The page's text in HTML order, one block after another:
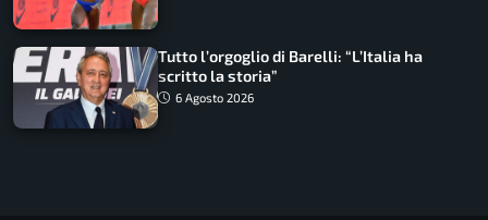
Tutto l’orgoglio di Barelli: “L’Italia ha
scritto la storia”
6 Agosto 2026